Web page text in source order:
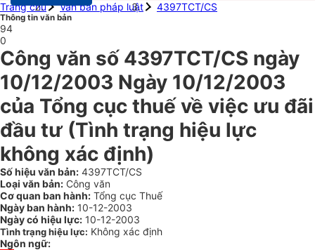
Trang chủ
Văn bản pháp luật 4397TCT/CS
Thông tin văn bản
94
0
Công văn số 4397TCT/CS ngày
10/12/2003 Ngày 10/12/2003
của Tổng cục thuế về việc ưu đãi
đầu tư (Tình trạng hiệu lực
không xác định)
Số hiệu văn bản: 4397TCT/CS
Loại văn bản: Công văn
Cơ quan ban hành: Tổng cục Thuế
Ngày ban hành: 10-12-2003
Ngày có hiệu lực: 10-12-2003
Tình trạng hiệu lực: Không xác định
Ngôn ngữ: